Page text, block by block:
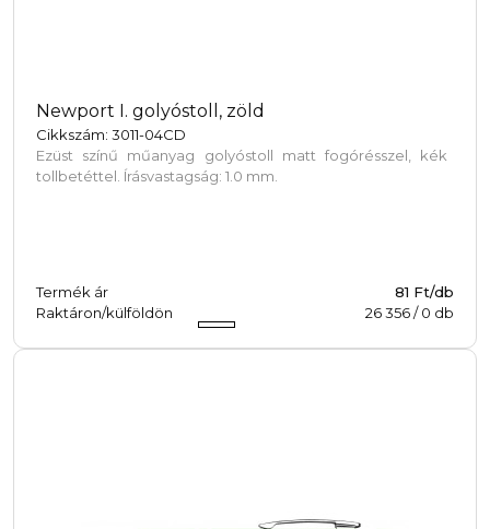
Newport I. golyóstoll, zöld
Cikkszám: 3011-04CD
Ezüst színű műanyag golyóstoll matt fogórésszel, kék
tollbetéttel. Írásvastagság: 1.0 mm.
Termék ár
81 Ft/db
Raktáron/külföldön
26 356/0 db